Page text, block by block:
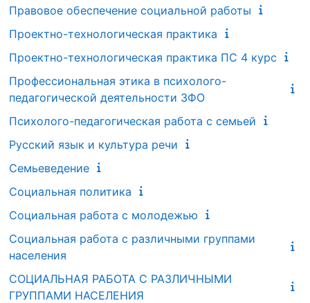
Правовое обеспечение социальной работы
Проектно-технологическая практика
Проектно-технологическая практика ПС 4 курс
Профессиональная этика в психолого-
педагогической деятельности ЗФО
Психолого-педагогическая работа с семьей
Русский язык и культура речи
Семьеведение
Социальная политика
Социальная работа с молодежью
Социальная работа с различными группами
населения
СОЦИАЛЬНАЯ РАБОТА С РАЗЛИЧНЫМИ
ГРУППАМИ НАСЕЛЕНИЯ